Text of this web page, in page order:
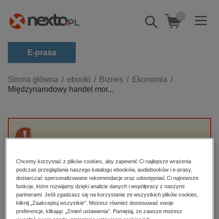
Pokaż/schowaj
wyszukiwarkę
0
E-prasa
Kategorie
Zobacz wszystkie E-prasa
budownictwo, aranżacja wnętrz
dzienniki
edukacja
hobby, sport, rozrywka
komputery, internet, technologie, informatyka
Strona główna ebooki Biznes
Ekonomia
Międzynarodowy handel mor...
Przepraszamy, ale produkt „Międzynarodowy
High-contrast mode
Polecane
Chcemy korzystać z plików cookies, aby zapewnić Ci najlepsze wrażenia
podczas przeglądania naszego katalogu ebooków, audiobooków i e-prasy,
dostarczać spersonalizowane rekomendacje oraz udostępniać Ci najnowsze
funkcje, które rozwijamy dzięki analizie danych i współpracy z naszymi
partnerami. Jeśli zgadzasz się na korzystanie ze wszystkich plików cookies,
kliknij „Zaakceptuj wszystkie”. Możesz również dostosować swoje
preferencje, klikając „Zmień ustawienia”. Pamiętaj, że zawsze możesz